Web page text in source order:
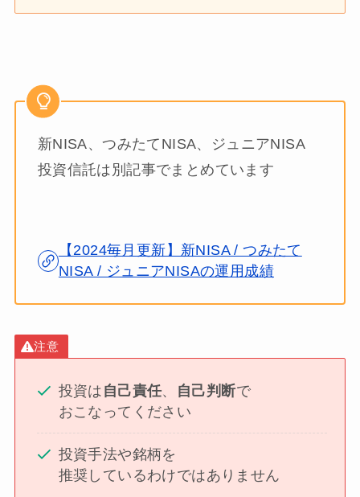
新NISA、つみたてNISA、ジュニアNISA
投資信託は別記事でまとめています
【2024毎月更新】新NISA / つみたて
NISA / ジュニアNISAの運用成績
注意
投資は 自己責任、 自己判断で
おこなってください
投資手法や銘柄を
推奨しているわけではありません